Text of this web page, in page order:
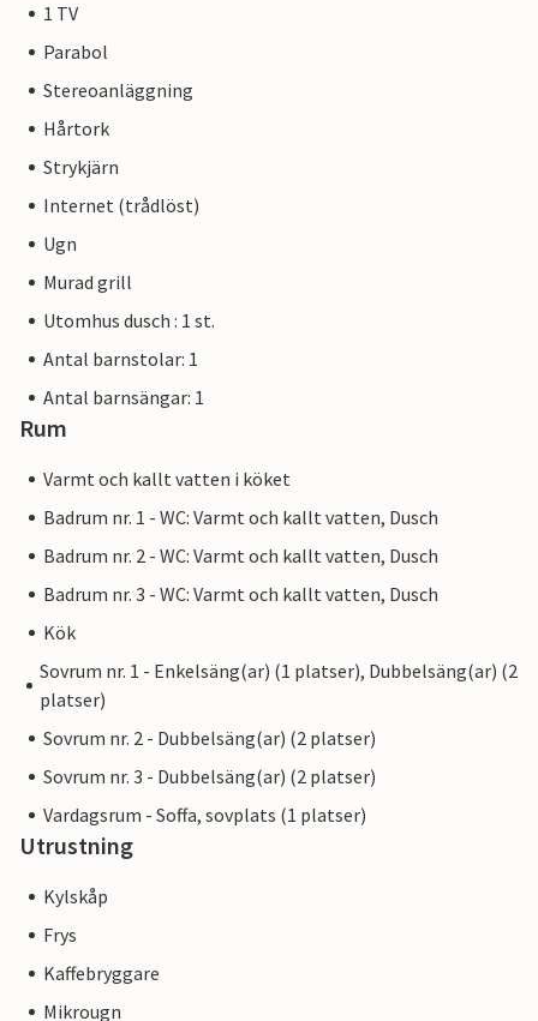
1 TV
Parabol
Stereoanläggning
Hårtork
Strykjärn
Internet (trådlöst)
Ugn
Murad grill
Utomhus dusch : 1 st.
Antal barnstolar: 1
Antal barnsängar: 1
Rum
Varmt och kallt vatten i köket
Badrum nr. 1 - WC: Varmt och kallt vatten, Dusch
Badrum nr. 2 - WC: Varmt och kallt vatten, Dusch
Badrum nr. 3 - WC: Varmt och kallt vatten, Dusch
Kök
Sovrum nr. 1 - Enkelsäng(ar) (1 platser), Dubbelsäng(ar) (2
platser)
Sovrum nr. 2 - Dubbelsäng(ar) (2 platser)
Sovrum nr. 3 - Dubbelsäng(ar) (2 platser)
Vardagsrum - Soffa, sovplats (1 platser)
Utrustning
Kylskåp
Frys
Kaffebryggare
Mikrougn